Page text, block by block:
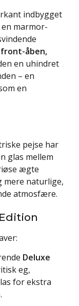
indbygget
marmor-
front-åben,
en uhindret
– en
en
pejse har
glas mellem
ægte
naturlige,
atmosfære.
Deluxe
eg,
for ekstra